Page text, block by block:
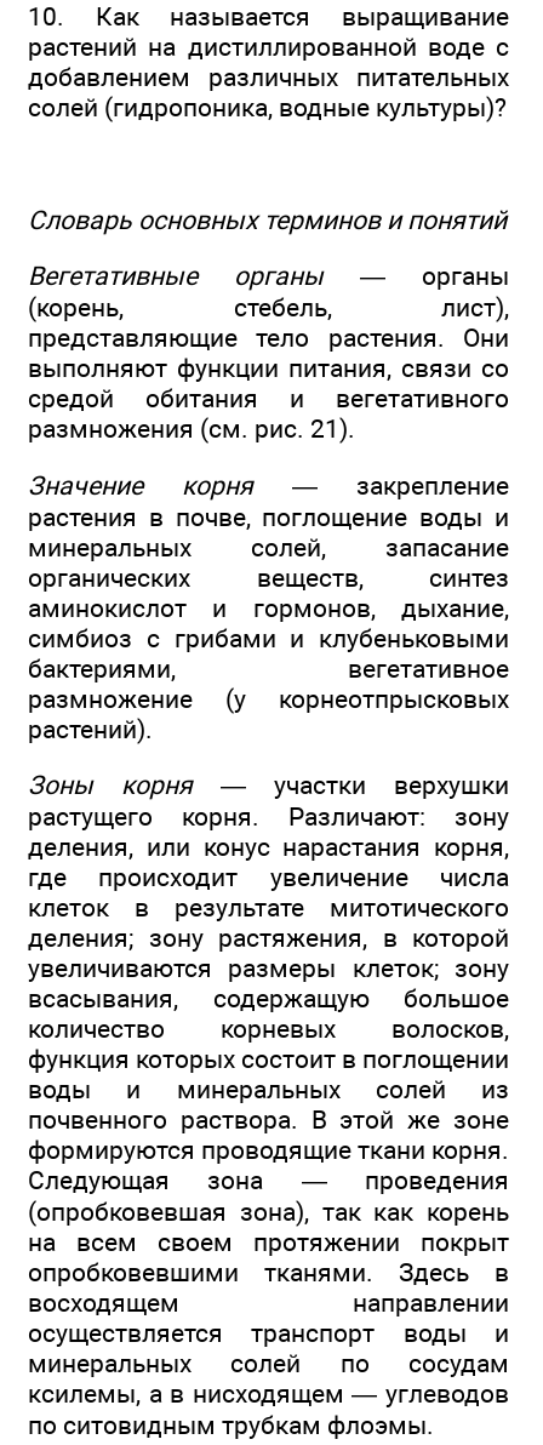
10. Как называется выращивание
растений на дистиллированной воде с
добавлением различных питательных
солей (гидропоника, водные культуры)?
Словарь основных терминов и понятий
Вегетативные органы— органы
(корень, стебель, лист),
представляющие тело растения. Они
выполняют функции питания, связи со
средой обитания и вегетативного
размножения (см. рис. 21).
Значение корня— закрепление
растения в почве, поглощение воды и
минеральных солей, запасание
органических веществ, синтез
аминокислот и гормонов, дыхание,
симбиоз с грибами и клубеньковыми
бактериями, вегетативное
размножение (у корнеотпрысковых
растений).
Зоны корня— участки верхушки
растущего корня. Различают: зону
деления, или конус нарастания корня,
где происходит увеличение числа
клеток в результате митотического
деления; зону растяжения, в которой
увеличиваются размеры клеток; зону
всасывания, содержащую большое
количество корневых волосков,
функция которых состоит в поглощении
воды и минеральных солей из
почвенного раствора. В этой же зоне
формируются проводящие ткани корня.
Следующая зона — проведения
(опробковевшая зона), так как корень
на всем своем протяжении покрыт
опробковевшими тканями. Здесь в
восходящем направлении
осуществляется транспорт воды и
минеральных солей по сосудам
ксилемы, а в нисходящем — углеводов
по ситовидным трубкам флоэмы.